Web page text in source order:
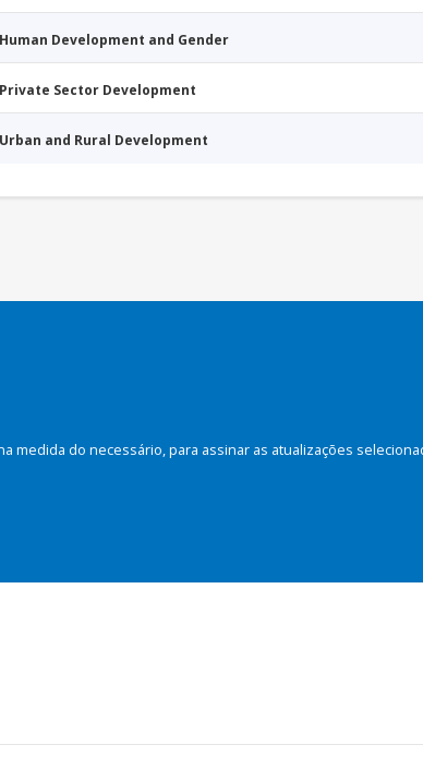
Human Development and Gender
Private Sector Development
Urban and Rural Development
medida do necessário, para assinar as atualizações